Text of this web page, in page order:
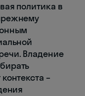
политика в
Владение
–